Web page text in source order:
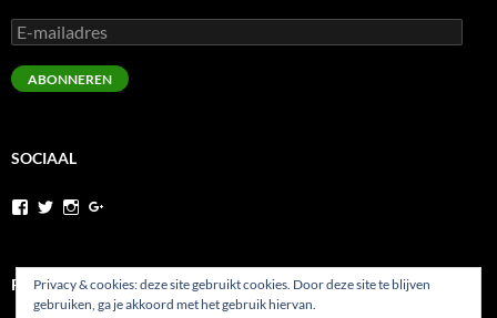
E-
mailadres
ABONNEREN
SOCIAAL
Bekijk
runninghesy
op
Facebook
Bekijk
Hesy_
op
Twitter
Bekijk
WernerHeselmans
op
Instagram
wernerheselmans
op
Google+
PRIVACYBELEID
Privacy & cookies: deze site gebruikt cookies. Door deze site te blijven
gebruiken, ga je akkoord met het gebruik hiervan.